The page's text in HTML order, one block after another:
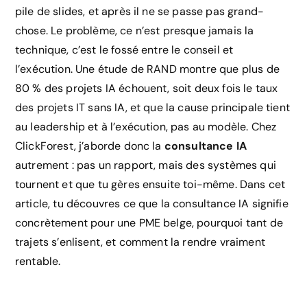
pile de slides, et après il ne se passe pas grand-
chose. Le problème, ce n’est presque jamais la
technique, c’est le fossé entre le conseil et
l’exécution. Une étude de RAND montre que plus de
80 % des projets IA échouent, soit deux fois le taux
des projets IT sans IA, et que la cause principale tient
au leadership et à l’exécution, pas au modèle. Chez
ClickForest, j’aborde donc la consultance IA
autrement : pas un rapport, mais des systèmes qui
tournent et que tu gères ensuite toi-même. Dans cet
article, tu découvres ce que la consultance IA signifie
concrètement pour une PME belge, pourquoi tant de
trajets s’enlisent, et comment la rendre vraiment
rentable.